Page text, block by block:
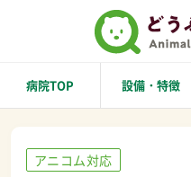
病院TOP 設備・特徴
アニコム対応